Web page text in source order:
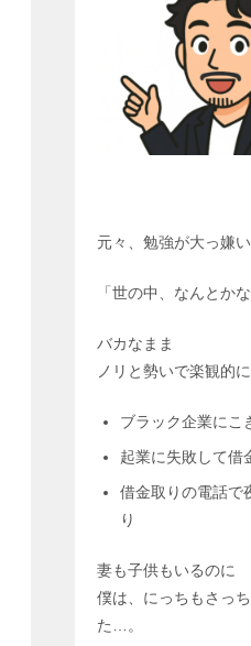
元々、勉強が大っ嫌
「世の中、なんとか
バカなまま
ノリと勢いで楽観的
ブラック企業にこ
起業に失敗して借
借金取りの電話で
り
妻も子供もいるのに
僕は、にっちもさっ
た…。